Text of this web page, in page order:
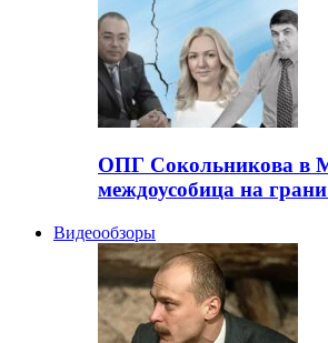
ОПГ Сокольникова в
междоусобица на
Видеообзоры